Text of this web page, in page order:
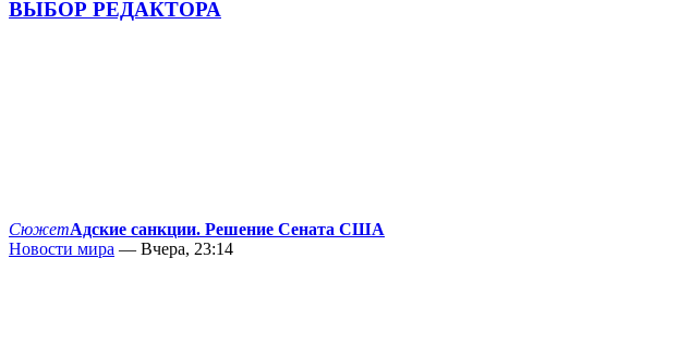
ВЫБОР РЕДАКТОРА
СюжетАдские санкции. Решение Сената США
Новости мира — Вчера, 23:14